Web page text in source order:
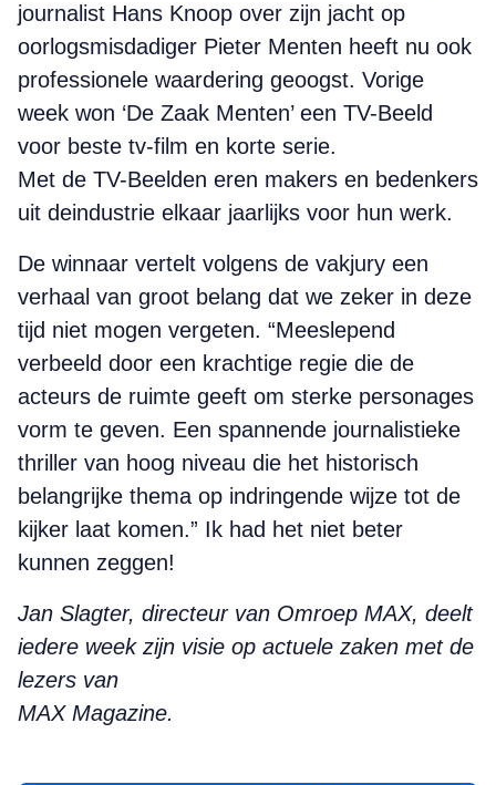
journalist Hans Knoop over zijn jacht op
oorlogsmisdadiger Pieter Menten heeft nu ook
professionele waardering geoogst. Vorige
week won ‘De Zaak Menten’ een TV-Beeld
voor beste tv-film en korte serie.
Met de TV-Beelden eren makers en bedenkers
uit deindustrie elkaar jaarlijks voor hun werk.
De winnaar vertelt volgens de vakjury een
verhaal van groot belang dat we zeker in deze
tijd niet mogen vergeten. “Meeslepend
verbeeld door een krachtige regie die de
acteurs de ruimte geeft om sterke personages
vorm te geven. Een spannende journalistieke
thriller van hoog niveau die het historisch
belangrijke thema op indringende wijze tot de
kijker laat komen.” Ik had het niet beter
kunnen zeggen!
Jan Slagter, directeur van Omroep MAX, deelt
iedere week zijn visie op actuele zaken met de
lezers van
MAX Magazine.